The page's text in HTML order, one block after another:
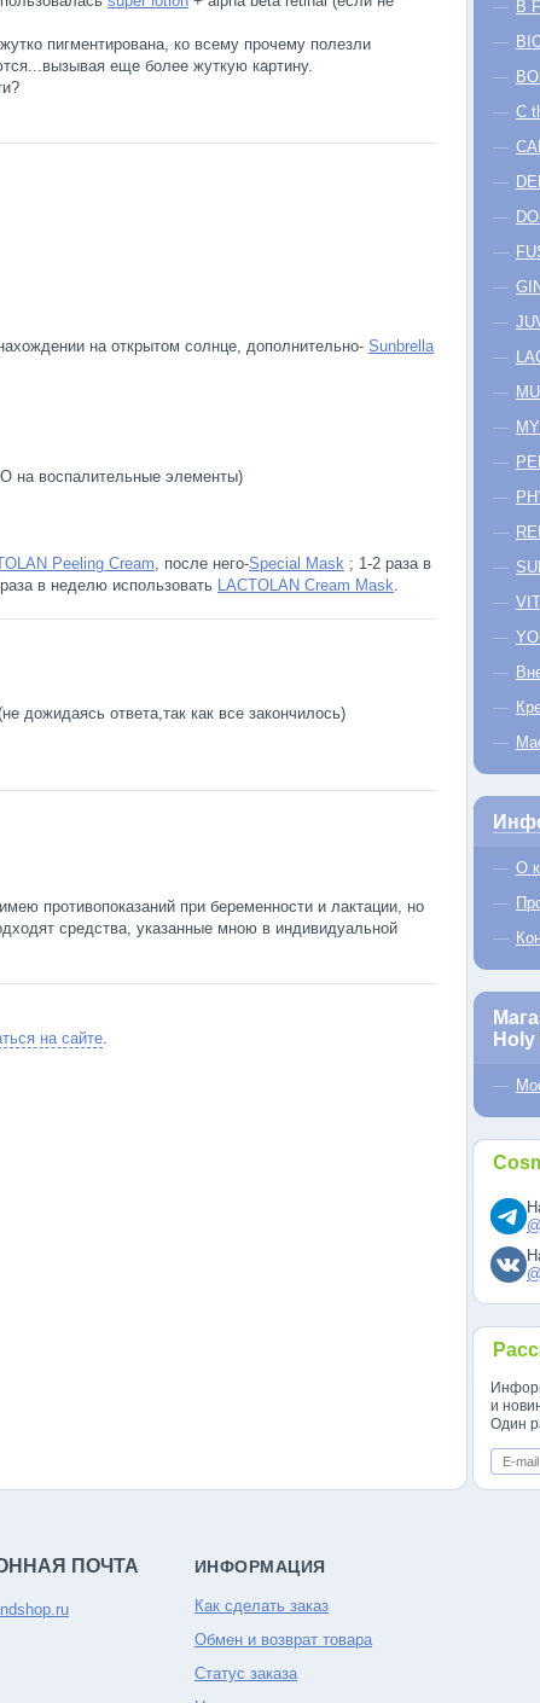
пигментирована, ко всему прочему полезли
еще более жуткую картину.
на открытом солнце, дополнительно- Sunbrella
на воспалительные элементы)
Peeling Cream, после него-Special Mask ; 1-2 раза в
в неделю использовать LACTOLAN Cream Mask.
дожидаясь ответа,так как все закончилось)
противопоказаний при беременности и лактации, но
средства, указанные мною в индивидуальной
на сайте.
B
C
О
Holy
и
Один
ПОЧТА ИНФОРМАЦИЯ
Как сделать заказ
Обмен и возврат товара
Статус заказа